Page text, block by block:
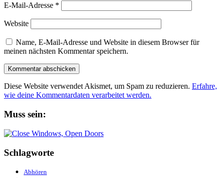
E-Mail-Adresse *
Website
Name, E-Mail-Adresse und Website in diesem Browser für
meinen nächsten Kommentar speichern.
Diese Website verwendet Akismet, um Spam zu reduzieren. Erfahre,
wie deine Kommentardaten verarbeitet werden.
Muss sein:
Schlagworte
Abhören